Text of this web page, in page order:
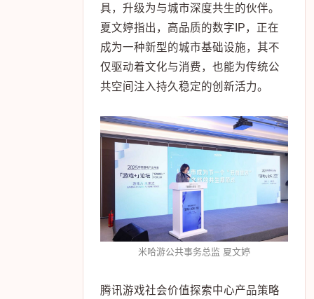
具，升级为与城市深度共生的伙伴。
夏文婷指出，高品质的数字IP，正在
成为一种新型的城市基础设施，其不
仅驱动着文化与消费，也能为传统公
共空间注入持久稳定的创新活力。
米哈游公共事务总监 夏文婷
腾讯游戏社会价值探索中心产品策略